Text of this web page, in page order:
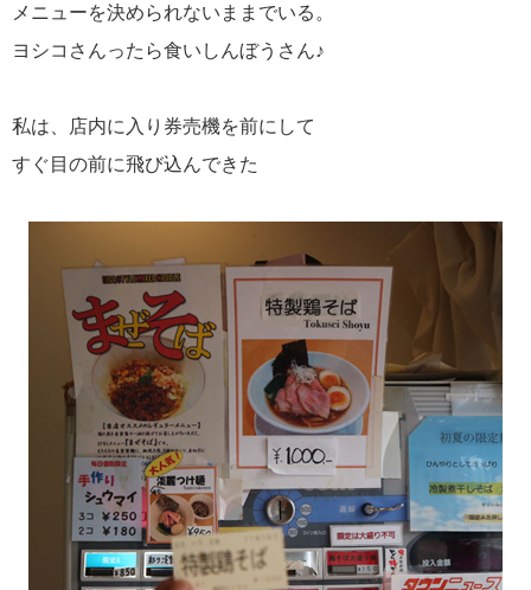
メニューを決められないままでいる。
ヨシコさんったら食いしんぼうさん♪
私は、店内に入り券売機を前にして
すぐ目の前に飛び込んできた